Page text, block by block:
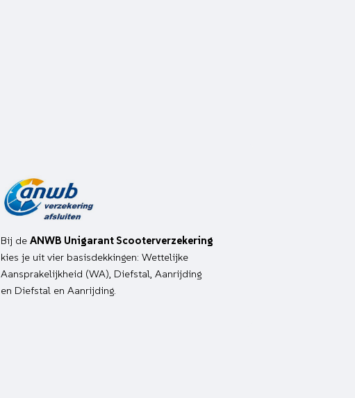
Bij de ANWB Unigarant Scooterverzekering
kies je uit vier basisdekkingen: Wettelijke
Aansprakelijkheid (WA), Diefstal, Aanrijding
en Diefstal en Aanrijding.